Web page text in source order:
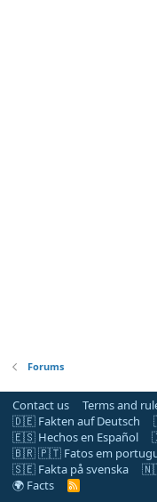
Forums
Contact us Terms and
🇩🇪 Fakten auf Deutsch
🇪🇸 Hechos en Español
🇧🇷 🇵🇹 Fatos em
🇸🇪 Fakta på svenska
🌍 Facts
R